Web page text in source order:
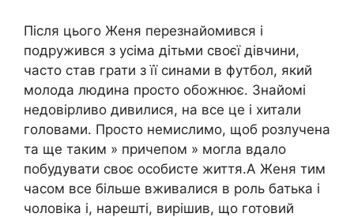
Після цього Женя перезнайомився і
подружився з усіма дітьми своєї дівчини,
часто став грати з її синами в футбол, який
молода людина просто обожнює. Знайомі
недовірливо дивилися, на все це і хитали
головами. Просто немислимо, щоб розлучена
та ще таким » причепом » могла вдало
побудувати своє особисте життя.А Женя тим
часом все більше вживалися в роль батька і
чоловіка і, нарешті, вирішив, що готовий